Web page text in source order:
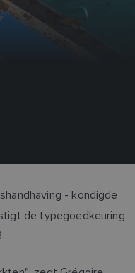
- kondigde
de typegoedkeuring